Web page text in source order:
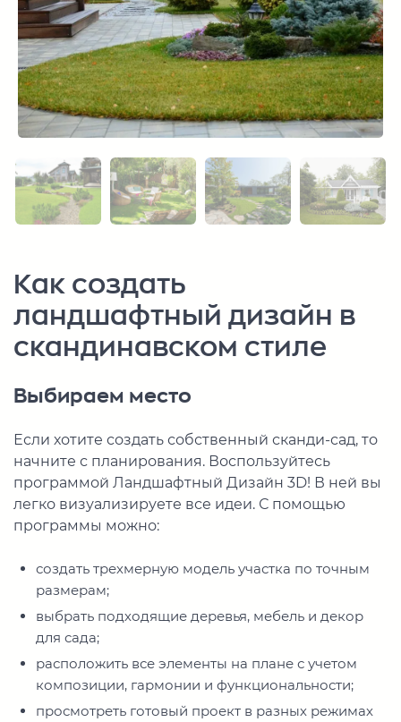
Как создать
ландшафтный дизайн в
скандинавском стиле
Выбираем место
Если хотите создать собственный сканди-сад, то
начните с планирования. Воспользуйтесь
программой Ландшафтный Дизайн 3D! В ней вы
легко визуализируете все идеи. С помощью
программы можно:
создать трехмерную модель участка по точным
размерам;
выбрать подходящие деревья, мебель и декор
для сада;
расположить все элементы на плане с учетом
композиции, гармонии и функциональности;
просмотреть готовый проект в разных режимах